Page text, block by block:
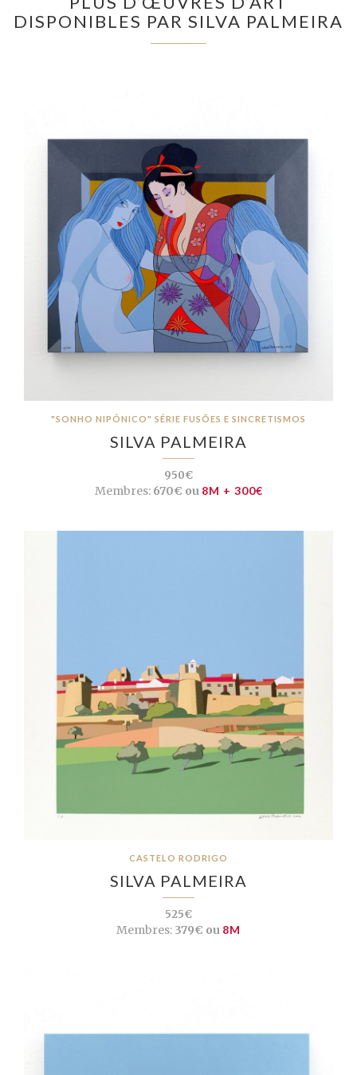
DISPONIBLES PAR SILVA PALMEIRA
"SONHO NIPÓNICO" SÉRIE FUSÕES E SINCRETISMOS
SILVA PALMEIRA
950€
Membres:670€ ou 8M + 300€
CASTELO RODRIGO
SILVA PALMEIRA
525€
Membres: 379€ ou 8M